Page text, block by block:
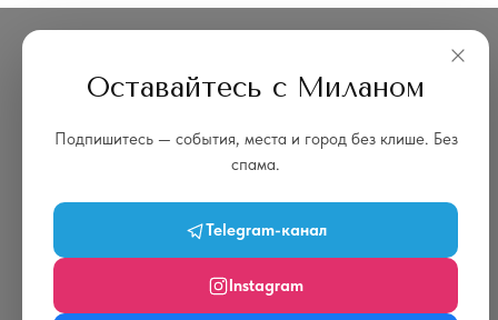
Оставайтесь с Миланом
Подпишитесь — события, места и город без клише. Без
спама.
Telegram-канал
Instagram